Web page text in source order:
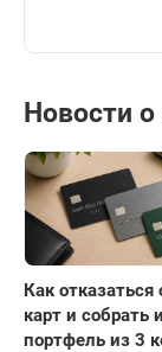
Новости
Как отказаться
карт и собрать
портфель из 3